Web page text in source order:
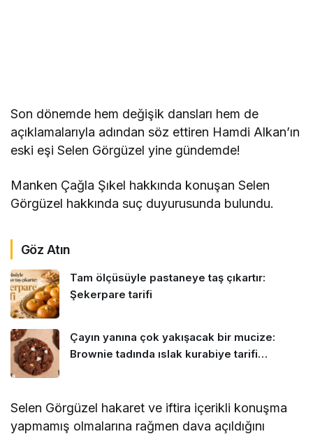
Son dönemde hem değişik dansları hem de
açıklamalarıyla adından söz ettiren Hamdi Alkan’ın
eski eşi Selen Görgüzel yine gündemde!
Manken Çağla Şıkel hakkında konuşan Selen
Görgüzel hakkında suç duyurusunda bulundu.
Göz Atın
Tam ölçüsüyle pastaneye taş çıkartır:
Şekerpare tarifi
Çayın yanına çok yakışacak bir mucize:
Brownie tadında ıslak kurabiye tarifi…
Selen Görgüzel hakaret ve iftira içerikli konuşma
yapmamış olmalarına rağmen dava açıldığını